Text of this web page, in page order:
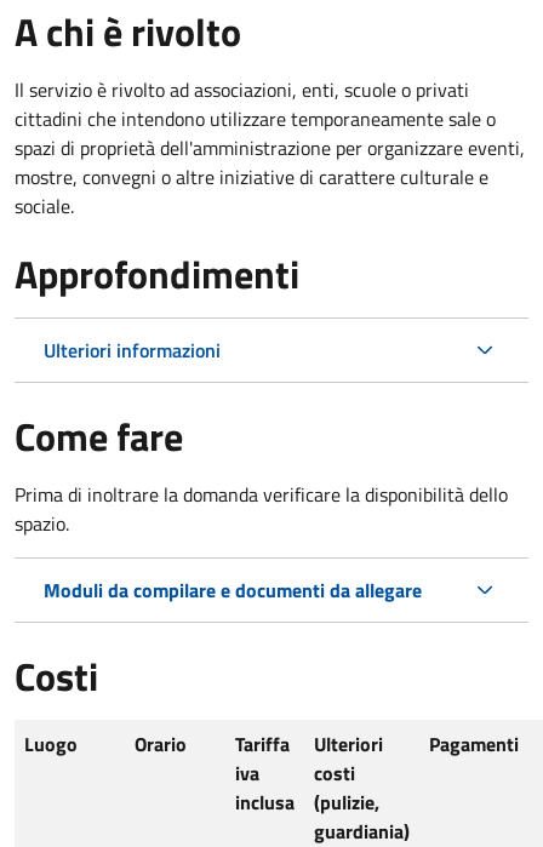
A chi è rivolto
Il servizio è rivolto ad associazioni, enti, scuole o privati
cittadini che intendono utilizzare temporaneamente sale o
spazi di proprietà dell'amministrazione per organizzare eventi,
mostre, convegni o altre iniziative di carattere culturale e
sociale.
Approfondimenti
Ulteriori informazioni
Come fare
Prima di inoltrare la domanda verificare la disponibilità dello
spazio.
Moduli da compilare e documenti da allegare
Costi
Luogo Orario
Tariffa
iva
inclusa
Ulteriori
costi
(pulizie,
guardiania)
Pagamenti